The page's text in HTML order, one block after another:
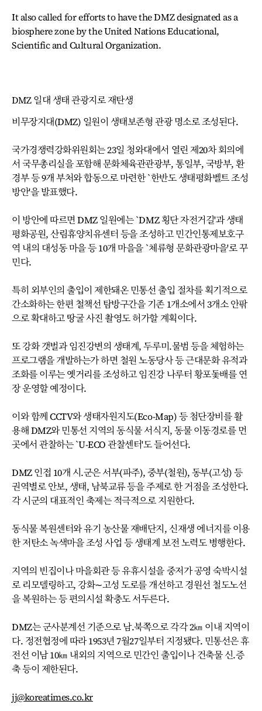
It also called for efforts to have the DMZ designated as a
biosphere zone by the United Nations Educational,
Scientific and Cultural Organization.
DMZ 일대 생태 관광지로 재탄생
비무장지대(DMZ) 일원이 생태보존형 관광 명소로 조성된다.
국가경쟁력강화위원회는 23일 청와대에서 열린 제20차 회의에
서 국무총리실을 포함해 문화체육관관광부, 통일부, 국방부, 환
경부 등 9개 부처와 합동으로 마련한 `한반도 생태평화벨트 조성
방안'을 발표했다.
이 방안에 따르면 DMZ 일원에는 `DMZ 횡단 자전거길'과 생태
평화공원, 산림휴양치유센터 등을 조성하고 민간인통제보호구
역 내의 대성동 마을 등 10개 마을을 `체류형 문화관광마을'로 꾸
민다.
특히 외부인의 출입이 제한돼온 민통선 출입 절차를 획기적으로
간소화하는 한편 철책선 탐방구간을 기존 1개소에서 3개소 안팎
으로 확대하고 땅굴 사진 촬영도 허가할 계획이다.
또 강화 갯벌과 임진강변의 생태계, 두루미.물범 등을 체험하는
프로그램을 개발하는가 하면 철원 노동당사 등 근대문화 유적과
조화를 이루는 옛거리를 조성하고 임진강 나루터 황포돛배를 연
장 운영할 예정이다.
이와 함께 CCTV와 생태자원지도(Eco-Map) 등 첨단장비를 활
용해 DMZ와 민통선 지역의 동식물 서식지, 동물 이동경로를 먼
곳에서 관찰하는 `U-ECO 관찰센터'도 들어선다.
DMZ 인접 10개 시.군은 서부(파주), 중부(철원), 동부(고성) 등
권역별로 안보, 생태, 남북교류 등을 주제로 한 거점을 조성한다.
각 시군의 대표적인 축제는 적극적으로 지원한다.
동식물 복원센터와 유기 농산물 재배단지, 신재생 에너지를 이용
한 저탄소 녹색마을 조성 사업 등 생태계 보전 노력도 병행한다.
지역의 빈집이나 마을회관 등 유휴시설을 중저가 공영 숙박시설
로 리모델링하고, 강화∼고성 도로를 개선하고 경원선 철도노선
을 복원하는 등 편의시설 확충도 서두른다.
DMZ는 군사분계선 기준으로 남.북쪽으로 각각 2㎞ 이내 지역이
다. 정전협정에 따라 1953년 7월27일부터 지정됐다. 민통선은 휴
전선 이남 10㎞ 내외의 지역으로 민간인 출입이나 건축물 신.증
축 등이 제한된다.
jj@koreatimes.co.kr